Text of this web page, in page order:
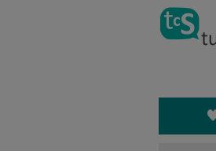
Saltar
al
contenido